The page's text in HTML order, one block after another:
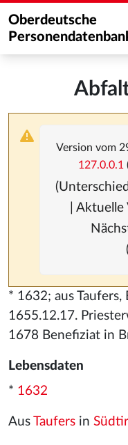
Oberdeutsche
Version vom
127.0.0.1
|
* 1632; aus
1655.12.17.
1678 Benefiziat in
Lebensdaten
* 1632
Aus Taufers in